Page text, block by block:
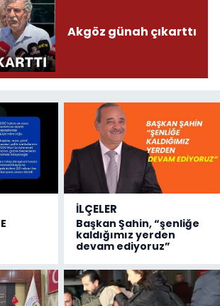
Akgöz günah çıkarttı
İLÇELER
Başkan Şahin, “şenliğe
kaldığımız yerden
devam ediyoruz”